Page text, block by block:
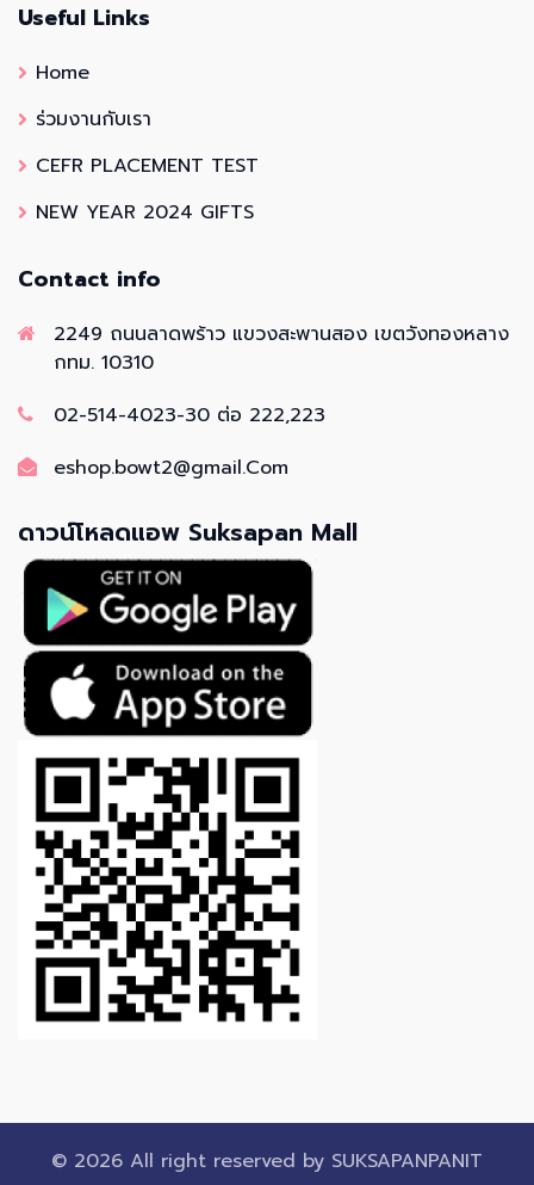
Useful Links
Home
ร่วมงานกับเรา
CEFR PLACEMENT TEST
NEW YEAR 2024 GIFTS
Contact info
2249 ถนนลาดพร้าว แขวงสะพานสอง เขตวังทองหลาง
กทม. 10310
02-514-4023-30 ต่อ 222,223
eshop.bowt2@gmail.Com
ดาวน์โหลดแอพ Suksapan Mall
© 2026 All right reserved by SUKSAPANPANIT